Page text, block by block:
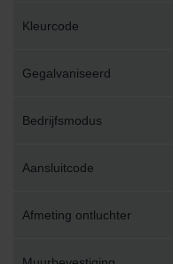
Kleurcode
Gegalvaniseerd
Bedrijfsmodus
Aansluitcode
Afmeting ontluchter